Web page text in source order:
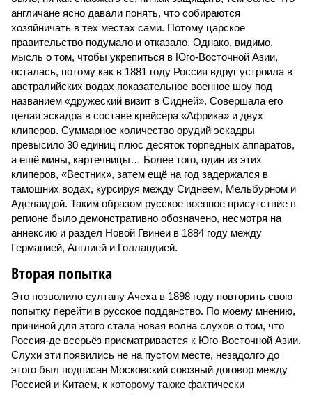
англичане ясно давали понять, что собираются
хозяйничать в тех местах сами. Потому царское
правительство подумало и отказало. Однако, видимо,
мысль о том, чтобы укрепиться в Юго-Восточной Азии,
осталась, потому как в 1881 году Россия вдруг устроила в
австралийских водах показательное военное шоу под
названием «дружеский визит в Сидней». Совершала его
целая эскадра в составе крейсера «Африка» и двух
клиперов. Суммарное количество орудий эскадры
превысило 30 единиц плюс десяток торпедных аппаратов,
а ещё мины, картечницы… Более того, один из этих
клиперов, «Вестник», затем ещё на год задержался в
тамошних водах, курсируя между Сиднеем, Мельбурном и
Аделаидой. Таким образом русское военное присутствие в
регионе было демонстративно обозначено, несмотря на
аннексию и раздел Новой Гвинеи в 1884 году между
Германией, Англией и Голландией.
Вторая попытка
Это позволило султану Ачеха в 1898 году повторить свою
попытку перейти в русское подданство. По моему мнению,
причиной для этого стала новая волна слухов о том, что
Россия-де всерьёз присматривается к Юго-Восточной Азии.
Слухи эти появились не на пустом месте, незадолго до
этого был подписан Московский союзный договор между
Россией и Китаем, к которому также фактически